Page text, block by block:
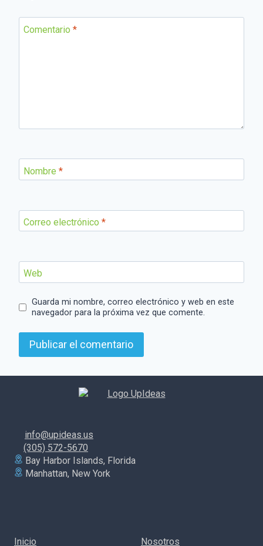
Comentario *
Nombre *
Correo electrónico *
Web
Guarda mi nombre, correo electrónico y web en este
navegador para la próxima vez que comente.
info@upideas.us
(305) 572-5670
Bay Harbor Islands, Florida
Manhattan, New York
Inicio Nosotros